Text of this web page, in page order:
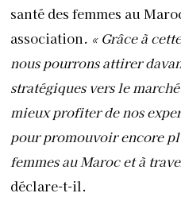
santé des femmes au
association. « Grâce à
nous pourrons attirer
stratégiques vers le
mieux profiter de nos
pour promouvoir encore
femmes au Maroc et à
déclare-t-il.